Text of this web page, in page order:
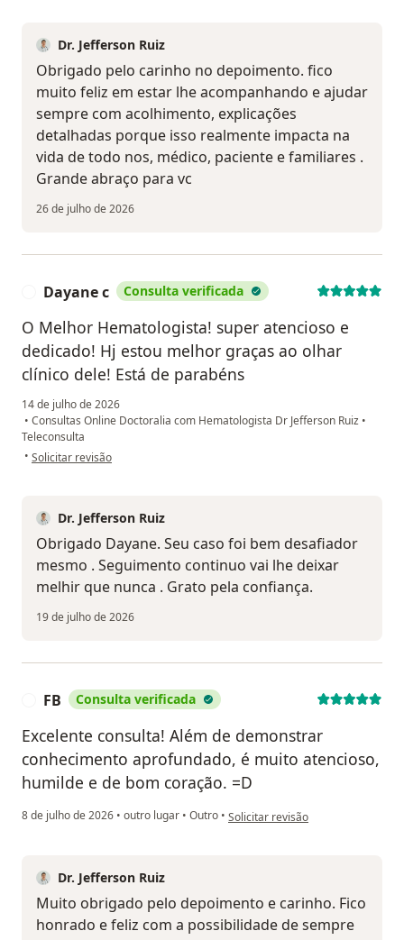
Dr. Jefferson Ruiz
Obrigado pelo carinho no depoimento. fico
muito feliz em estar lhe acompanhando e ajudar
sempre com acolhimento, explicações
detalhadas porque isso realmente impacta na
vida de todo nos, médico, paciente e familiares .
Grande abraço para vc
26 de julho de 2026
Dayane c Consulta verificada
O Melhor Hematologista! super atencioso e
dedicado! Hj estou melhor graças ao olhar
clínico dele! Está de parabéns
14 de julho de 2026
• Consultas Online Doctoralia com Hematologista Dr Jefferson Ruiz •
Teleconsulta
• na opinião do utilizador Dayane c
Solicitar revisão
Dr. Jefferson Ruiz
Obrigado Dayane. Seu caso foi bem desafiador
mesmo . Seguimento continuo vai lhe deixar
melhir que nunca . Grato pela confiança.
19 de julho de 2026
FB Consulta verificada
Excelente consulta! Além de demonstrar
conhecimento aprofundado, é muito atencioso,
humilde e de bom coração. =D
8 de julho de 2026 • outro lugar • Outro • na opinião do utilizador FB
Solicitar revisão
Dr. Jefferson Ruiz
Muito obrigado pelo depoimento e carinho. Fico
honrado e feliz com a possibilidade de sempre